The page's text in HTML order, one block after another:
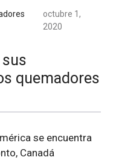
octubre 1,
2020
sus
quemadores
se encuentra
Canadá